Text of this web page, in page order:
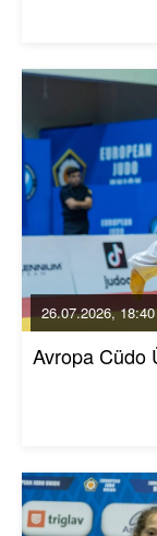
26.07.2026, 18:40
Avropa Cüdo